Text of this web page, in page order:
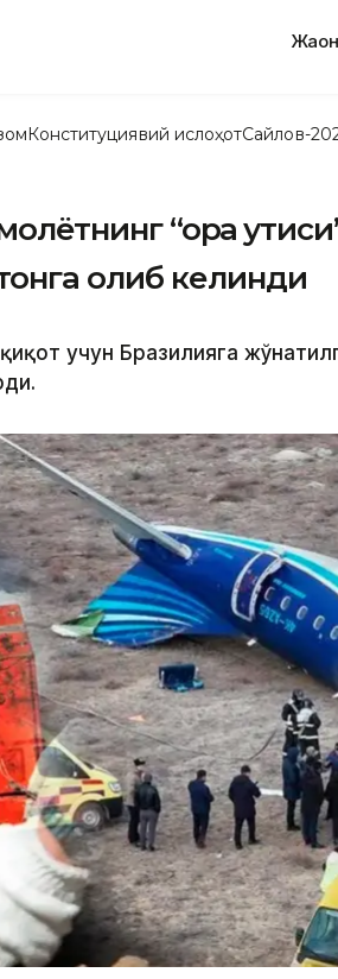
Жаҳон
Конституциявий ислоҳотСайлов-
“қора
олиб келинди
учун Бразилияга